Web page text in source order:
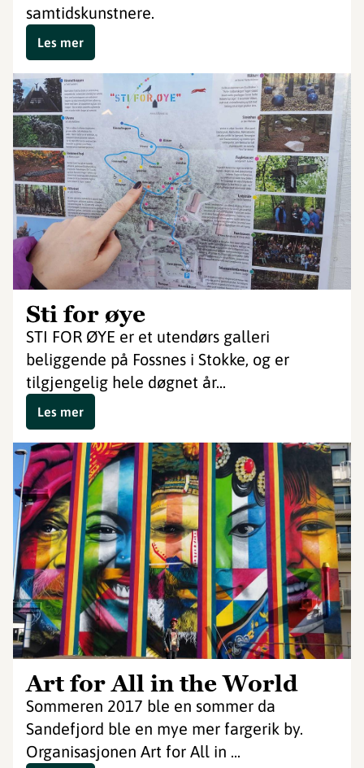
samtidskunstnere.
Les mer
Sti for øye
STI FOR ØYE er et utendørs galleri
beliggende på Fossnes i Stokke, og er
tilgjengelig hele døgnet år...
Les mer
Art for All in the World
Sommeren 2017 ble en sommer da
Sandefjord ble en mye mer fargerik by.
Organisasjonen Art for All in ...